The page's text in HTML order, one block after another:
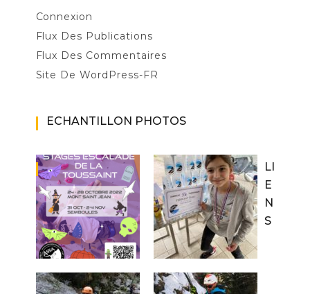
Connexion
Flux Des Publications
Flux Des Commentaires
Site De WordPress-FR
ECHANTILLON PHOTOS
LI
E
N
S